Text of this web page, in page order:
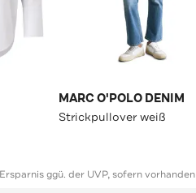
MARC O'POLO DENIM
Strickpullover weiß
ggü. der UVP, sofern vorhanden